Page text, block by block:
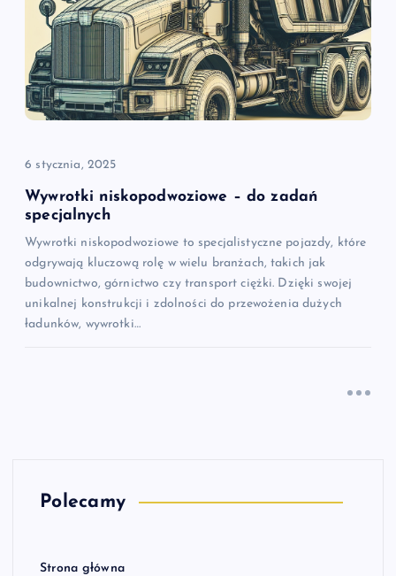
6 stycznia, 2025
Wywrotki niskopodwoziowe – do zadań
specjalnych
Wywrotki niskopodwoziowe to specjalistyczne pojazdy, które
odgrywają kluczową rolę w wielu branżach, takich jak
budownictwo, górnictwo czy transport ciężki. Dzięki swojej
unikalnej konstrukcji i zdolności do przewożenia dużych
ładunków, wywrotki…
Polecamy
Strona główna